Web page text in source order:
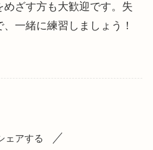
ざす方も大歓迎です。失
一緒に練習しましょう！
ェアする